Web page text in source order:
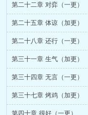
第二十二章 对弈（一更）
第二十五章 体谅（加更）
第二十八章 还行（一更）
第三十一章 生气（加更）
第三十四章 无言（一更）
第三十七章 烤鸡（加更）
第四十章 很好（一更）